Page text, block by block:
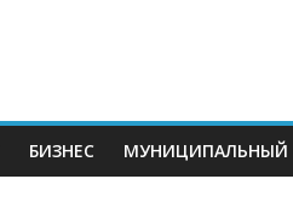
БИЗНЕС МУНИЦИПАЛЬНЫЙ